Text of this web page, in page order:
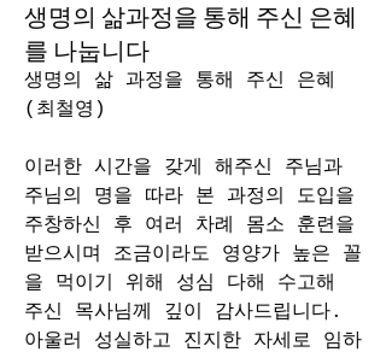
생명의 삶과정을 통해 주신 은혜
를 나눕니다
생명의 삶 과정을 통해 주신 은혜
(최철영)
이러한 시간을 갖게 해주신 주님과
주님의 명을 따라 본 과정의 도입을
주창하신 후 여러 차례 몸소 훈련을
받으시며 조금이라도 영양가 높은 꼴
을 먹이기 위해 성심 다해 수고해
주신 목사님께 깊이 감사드립니다.
아울러 성실하고 진지한 자세로 임하